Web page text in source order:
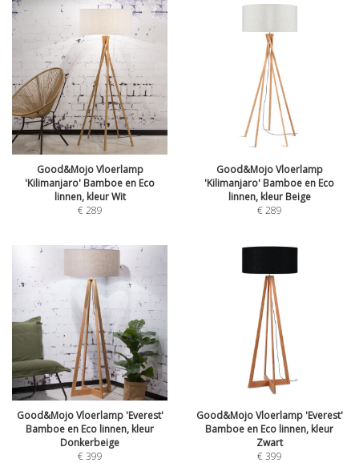
Good&Mojo Vloerlamp
'Kilimanjaro' Bamboe en Eco
linnen, kleur Wit
€289
Good&Mojo Vloerlamp
'Kilimanjaro' Bamboe en Eco
linnen, kleur Beige
€289
Good&Mojo Vloerlamp 'Everest'
Bamboe en Eco linnen, kleur
Donkerbeige
€399
Good&Mojo Vloerlamp 'Everest'
Bamboe en Eco linnen, kleur
Zwart
€399